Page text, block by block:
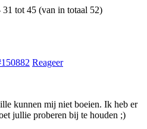
31 tot 45 (van in totaal 52)
Reageer
kunnen mij niet boeien. Ik heb er
jullie proberen bij te houden ;)